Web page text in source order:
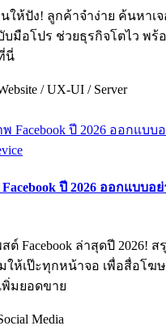
ให้ปัง! ลูกค้าจำง่าย ค้นหาเจ
บมือโปร ช่วยธุรกิจโตไว พร้
นี่
/ UX-UI / Server
ปี 2026 ออกแบบอ
Facebook ล่าสุดปี 2026!
ให้เป๊ะทุกหน้าจอ เพื่อสื่อโ
พิ่มยอดขาย
Media